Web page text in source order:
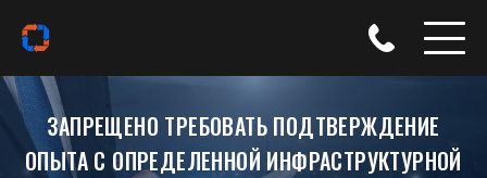
ЗАПРЕЩЕНО ТРЕБОВАТЬ ПОДТВЕРЖДЕНИЕ
ОПЫТА С ОПРЕДЕЛЕННОЙ ИНФРАСТРУКТУРНОЙ